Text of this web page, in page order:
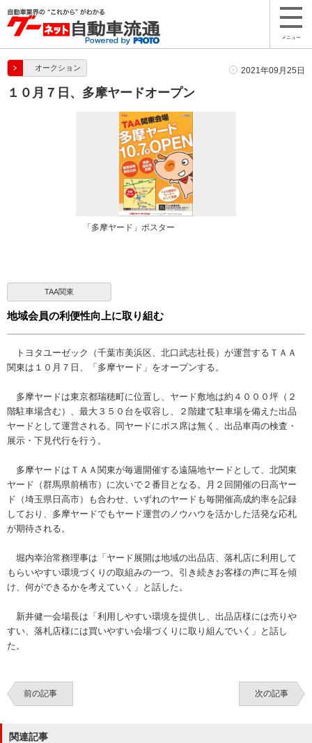
メニュー
オークション 2021年09月25日
１０月７日、多摩ヤードオープン
「多摩ヤード」ポスター
TAA関東
地域会員の利便性向上に取り組む
トヨタユーゼック（千葉市美浜区、北口武志社長）が運営するＴＡＡ
関東は１０月７日、「多摩ヤード」をオープンする。
多摩ヤードは東京都瑞穂町に位置し、ヤード敷地は約４０００坪（２
階駐車場含む）、最大３５０台を収容し、２階建て駐車場を備えた出品
ヤードとして運営される。同ヤードにポス席は無く、出品車両の検査・
展示・下見代行を行う。
多摩ヤードはＴＡＡ関東が毎週開催する遠隔地ヤードとして、北関東
ヤード（群馬県前橋市）に次いで２番目となる。月２回開催の日高ヤー
ド（埼玉県日高市）も合わせ、いずれのヤードも毎開催高成約率を記録
しており、多摩ヤードでもヤード運営のノウハウを活かした活発な応札
が期待される。
堀内幸治常務理事は「ヤード展開は地域の出品店、落札店に利用して
もらいやすい環境づくりの取組みの一つ。引き続きお客様の声に耳を傾
け、何ができるかを考えていく」と話した。
新井健一会場長は「利用しやすい環境を提供し、出品店様には売りや
すい、落札店様には買いやすい会場づくりに取り組んでいく」と話し
た。
前の記事 次の記事
関連記事